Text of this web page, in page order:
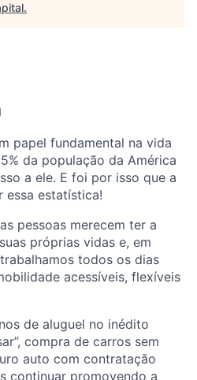
.
papel fundamental na vida
da população da América
a ele. E foi por isso que a
essa estatística!
pessoas merecem ter a
próprias vidas e, em
todos os dias
acessíveis, flexíveis
de aluguel no inédito
compra de carros sem
auto com contratação
continuar promovendo a